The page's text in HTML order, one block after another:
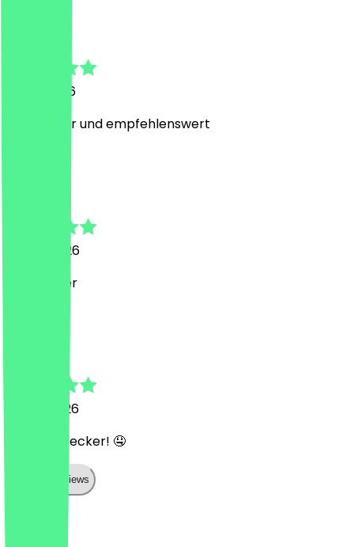
31. Juli 2026
sehr lecker und empfehlenswert
26. Juli 2026
Sehr lecker
22. Juli 2026
War sehr lecker! 🤤
Show all reviews